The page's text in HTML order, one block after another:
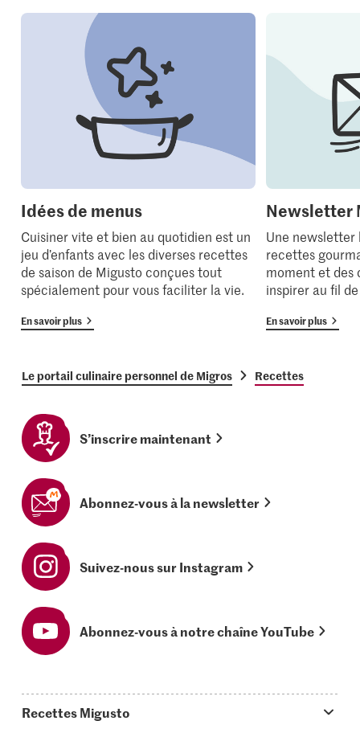
Idées de menus
Cuisiner vite et bien au quotidien est un
jeu d’enfants avec les diverses recettes
de saison de Migusto conçues tout
spécialement pour vous faciliter la vie.
En savoir plus
Newsletter
Une newsletter
recettes
moment et des
inspirer au fil
En savoir plus
Le portail culinaire personnel de Migros Recettes
S’inscrire maintenant
Abonnez-vous à la newsletter
Suivez-nous sur Instagram
Abonnez-vous à notre chaîne YouTube
Recettes Migusto